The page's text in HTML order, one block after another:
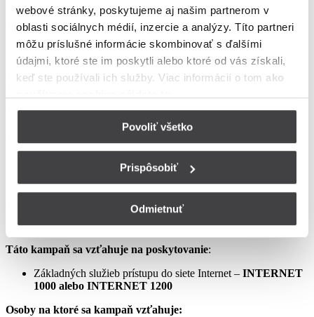
webové stránky, poskytujeme aj našim partnerom v
oblasti sociálnych médií, inzercie a analýzy. Títo partneri
môžu príslušné informácie skombinovať s ďalšími
údajmi, ktoré ste im poskytli alebo ktoré od vás získali,
keď ste používali ich služby. Viac informácií o tom ako
Povoliť všetko
Prispôsobiť
Odmietnuť
podmienkach neupravené sa riadia Zmluvou o poskytovaní verejne
dostupných služieb, vrátane všetkých jej súčastí, t.j. najmä
Všeobecných obchodných
podmienok na poskytovanie verejne dostupných služieb,
Osobitných podmienok, Tarify UPC Internet a Tarify jednorazových
služieb a iných platieb.
Ceny v týchto podmienkach kampane predstavujú mesačné
poplatky za využívanie služieb podľa týchto podmienok kampane a
sú uvedené vrátane DPH podľa aktuálne platných právnych
predpisov.
Aprílový Crazy Week – Internet samostatne – LIS
Táto kampaň sa vzťahuje na poskytovanie:
Základných služieb prístupu do siete Internet – INTERNET
1000 alebo INTERNET 1200
Osoby na ktoré sa kampaň vzťahuje: